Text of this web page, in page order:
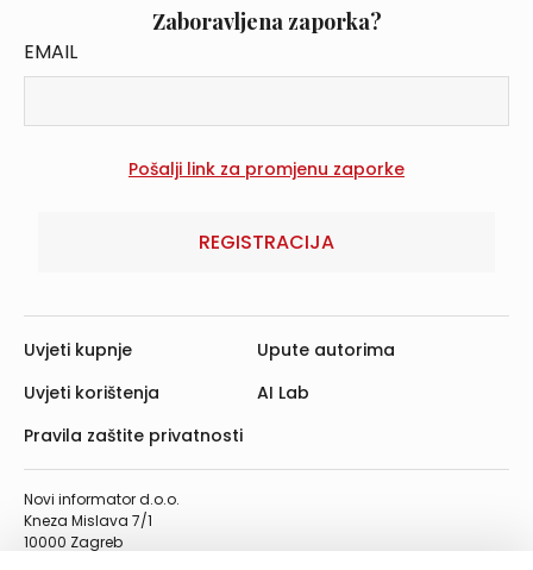
Zaboravljena zaporka?
EMAIL
REGISTRACIJA
Novi informator d.o.o.
Kneza Mislava 7/1
10000 Zagreb
Uvjeti kupnje
Uvjeti korištenja
Pravila zaštite privatnosti
Upute autorima
AI Lab